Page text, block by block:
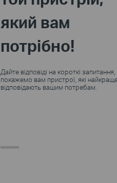
який вам
потрібно!
Дайте відповіді на короткі запитання,
покажемо вам пристрої, які
відповідають вашим потребам.